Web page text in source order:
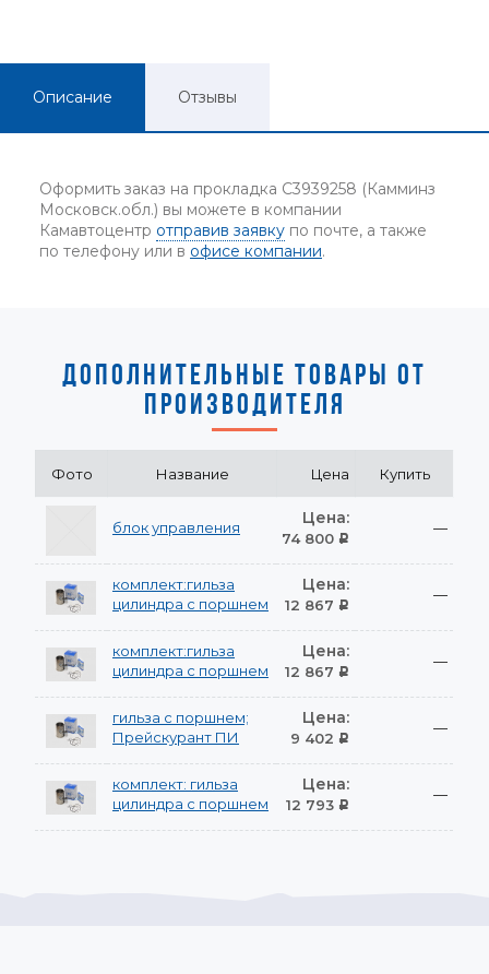
Описание Отзывы
Оформить заказ на прокладка C3939258 (Камминз
Московск.обл.) вы можете в компании
Камавтоцентр отправив заявку по почте, а также
по телефону или в офисе компании.
ДОПОЛНИТЕЛЬНЫЕ ТОВАРЫ ОТ
ПРОИЗВОДИТЕЛЯ
Фото Название Цена Купить
блок управления Цена:
74 800 Р
—
комплект:гильза
цилиндра с поршнем
Цена:
12 867 Р
—
комплект:гильза
цилиндра с поршнем
Цена:
12 867 Р
—
гильза с поршнем;
Прейскурант ПИ
Цена:
9 402 Р
—
комплект: гильза
цилиндра с поршнем
Цена:
12 793 Р
—